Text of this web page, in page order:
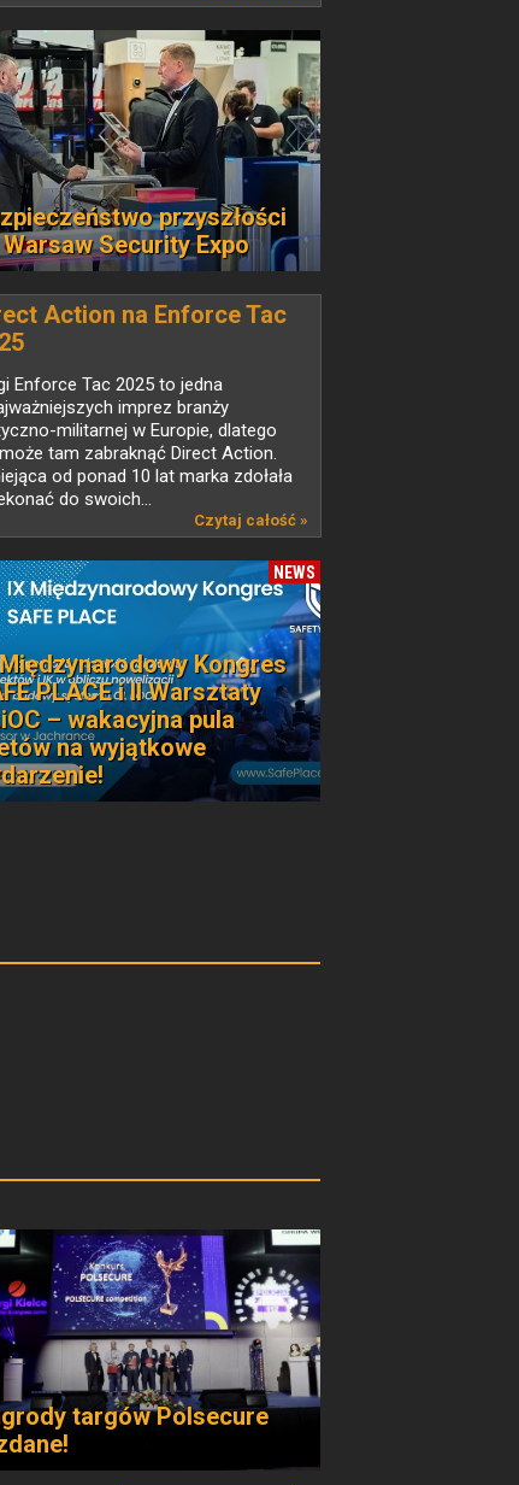
przyszłości
Security Expo
Action na Enforce Tac
Enforce Tac 2025 to jedna
imprez branży
militarnej w Europie, dlatego
tam zabraknąć Direct Action.
od ponad 10 lat marka zdołała
do swoich...
Czytaj całość »
NEWS
Kongres
PLACE i II Warsztaty
– wakacyjna pula
na wyjątkowe
targów Polsecure